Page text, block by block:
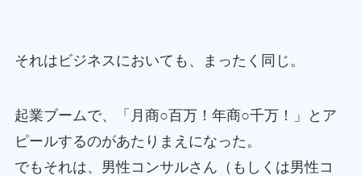
それはビジネスにおいても、まったく同じ。
起業ブームで、「月商○百万！年商○千万！」とア
ピールするのがあたりまえになった。
でもそれは、男性コンサルさん（もしくは男性コ